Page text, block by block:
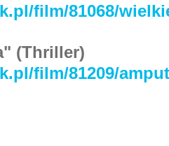
film/81068/
(Thriller)
film/81209/